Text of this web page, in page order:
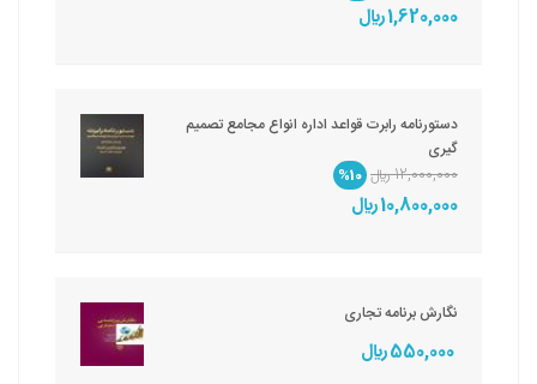
1,620,000 ريال
دستورنامه رابرت قواعد اداره انواع مجامع تصمیم
گیری
12,000,000 ريال
%10
10,800,000 ريال
نگارش برنامه تجاری
550,000 ريال